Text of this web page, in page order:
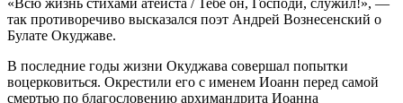
«Всю жизнь стихами атеиста / Тебе он, Господи, служил!», —
так противоречиво высказался поэт Андрей Вознесенский о
Булате Окуджаве.
В последние годы жизни Окуджава совершал попытки
воцерковиться. Окрестили его с именем Иоанн перед самой
смертью по благословению архимандрита Иоанна